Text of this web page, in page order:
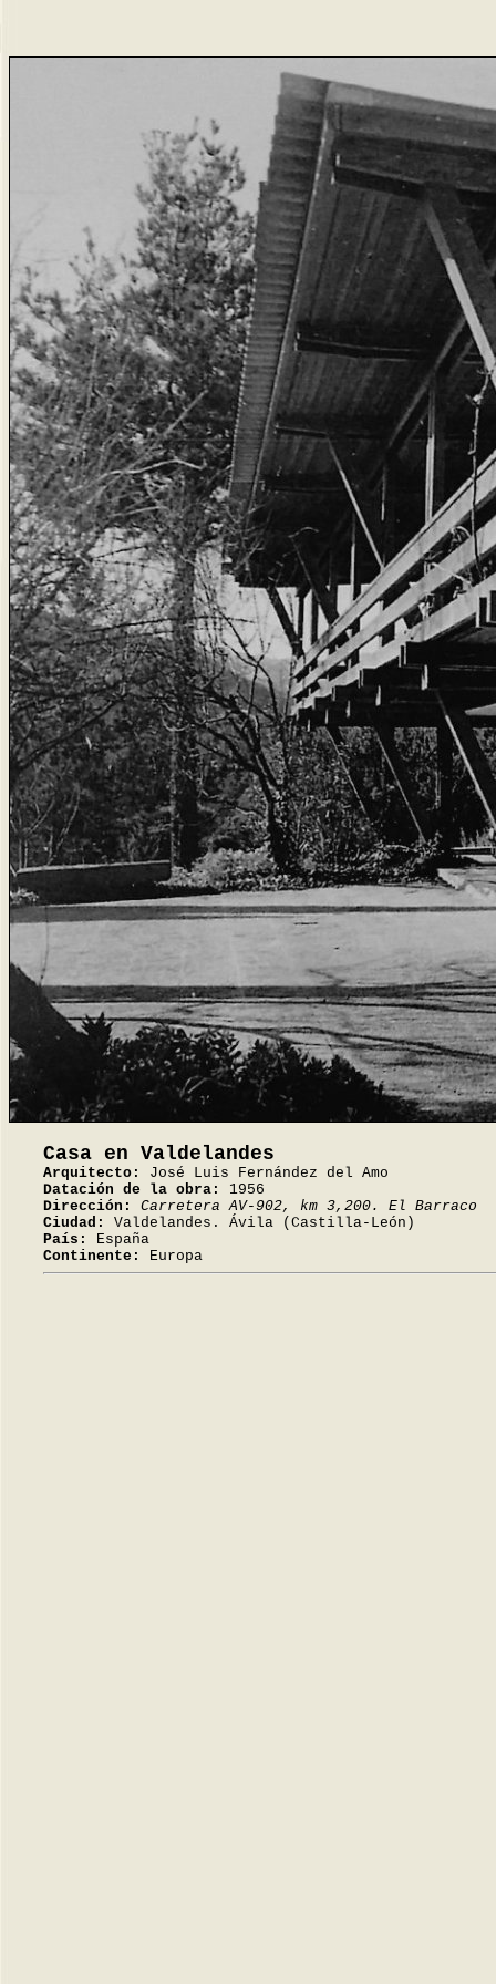
Casa en Valdelandes
Arquitecto:
José Luis Fernández del Amo
Datación de la obra:
1956
Dirección:
Carretera AV-902, km 3,200. El Barraco
Ciudad:
Valdelandes. Ávila (Castilla-León)
País:
España
Continente:
Europa